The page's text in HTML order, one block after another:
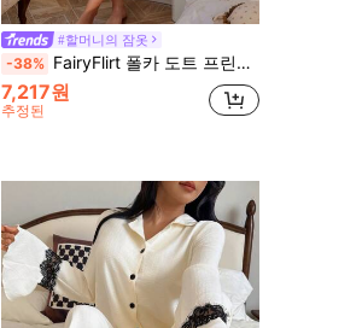
#할머니의 잠옷
-38% FairyFlirt 폴카 도트 프린트 대비 컬러 레이스 리본 브이넥 반팔 나이트드레스 휴가 시즌
7,217원
추정된